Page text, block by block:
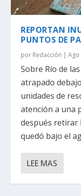
REPORTAN
PUNTOS DE
por Redacción |Ago
Sobre Río de
atrapado
unidades de
atención a una
después retirar
quedó bajo el
LEE MAS